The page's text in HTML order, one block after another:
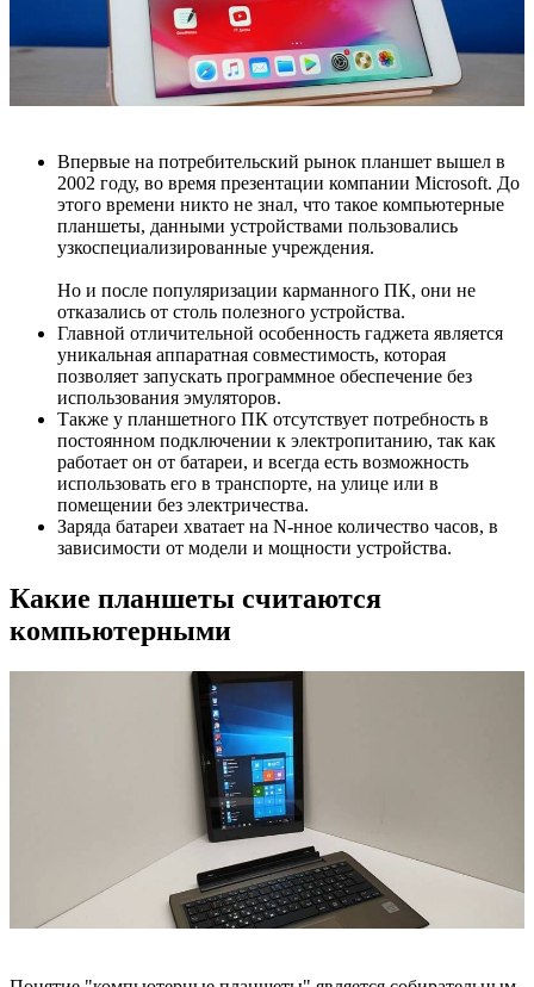
Впервые на потребительский рынок планшет вышел в
2002 году, во время презентации компании Microsoft. До
этого времени никто не знал, что такое компьютерные
планшеты, данными устройствами пользовались
узкоспециализированные учреждения.
Но и после популяризации карманного ПК, они не
отказались от столь полезного устройства.
Главной отличительной особенность гаджета является
уникальная аппаратная совместимость, которая
позволяет запускать программное обеспечение без
использования эмуляторов.
Также у планшетного ПК отсутствует потребность в
постоянном подключении к электропитанию, так как
работает он от батареи, и всегда есть возможность
использовать его в транспорте, на улице или в
помещении без электричества.
Заряда батареи хватает на N-нное количество часов, в
зависимости от модели и мощности устройства.
Какие планшеты считаются
компьютерными